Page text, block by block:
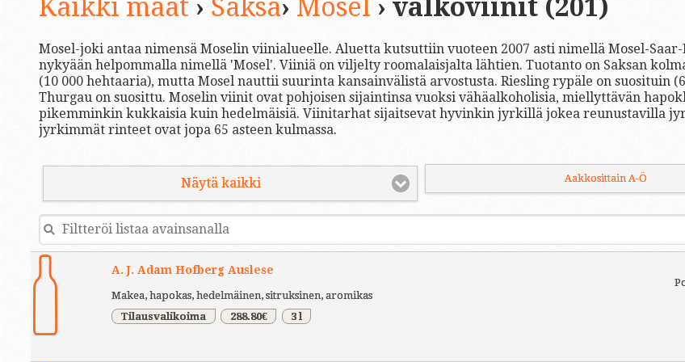
Kaikki maat › Saksa› Mosel › valkoviinit (201)
Mosel-joki antaa nimensä Moselin viinialueelle. Aluetta kutsuttiin vuoteen 2007 asti nimellä Mosel-
nykyään helpommalla nimellä 'Mosel'. Viiniä on viljelty roomalaisjalta lähtien. Tuotanto on Saksan
(10 000 hehtaaria), mutta Mosel nauttii suurinta kansainvälistä arvostusta. Riesling rypäle on suosituin
Thurgau on suosittu. Moselin viinit ovat pohjoisen sijaintinsa vuoksi vähäalkoholisia, miellyttävän
pikemminkin kukkaisia kuin hedelmäisiä. Viinitarhat sijaitsevat hyvinkin jyrkillä jokea reunustavilla
jyrkimmät rinteet ovat jopa 65 asteen kulmassa.
Näytä kaikki Aakkosittain A-Ö
A. J. Adam Hofberg Auslese
Makea, hapokas, hedelmäinen, sitruksinen, aromikas
Tilausvalikoima
288.80€ 3 l